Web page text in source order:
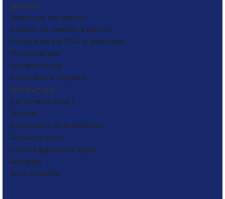
services
Traitement des toitures
Isolation de combles & toitures
Dessous de toit (PVC & aluminium)
Photovoltaïque
Fenêtres de toit
Couverture & zinguerie
informations
Qui sommes-nous ?
Produits
Concessions et applicateurs
Rejoindre Tuilex
Devenir applicateur agréé
Actualités
Nous contacter